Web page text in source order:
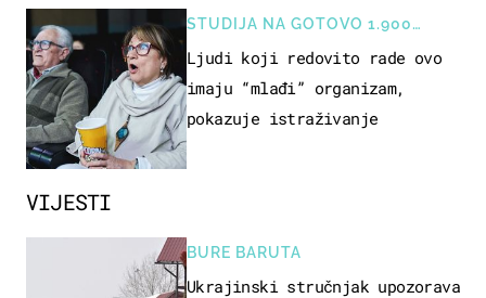
VIJESTI
BURE BARUTA
Ukrajinski stručnjak upozorava
STUDIJA NA GOTOVO 1.900
OSOBA
Ljudi koji redovito rade ovo
imaju “mlađi” organizam,
pokazuje istraživanje